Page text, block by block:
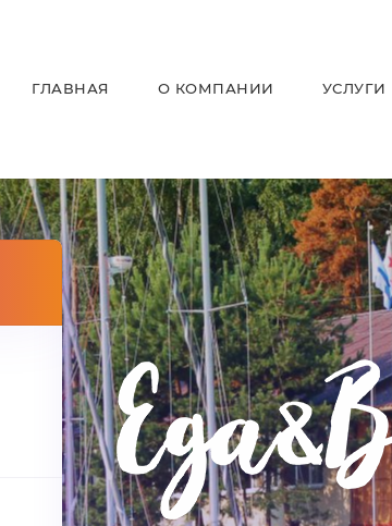
ГЛАВНАЯ О КОМПАНИИ УСЛУГИ